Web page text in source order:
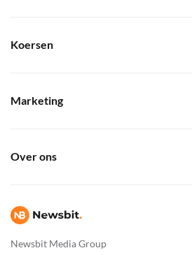
Newsbit Media Group
Koersen
Marketing
Over ons